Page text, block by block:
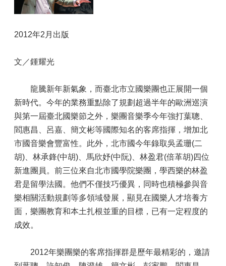
2012年2月出版
文／鍾耀光
龍騰新年新氣象，而臺北市立國樂團也正展開一個
新時代。今年的業務重點除了規劃超過半年的歐洲巡演
與第一屆臺北國樂節之外，樂團音樂季今年強打葉聰、
閻惠昌、呂嘉、簡文彬等國際知名的客席指揮，增加北
市國音樂會豐富性。此外，北市國今年錄取吳孟珊(二
胡)、林承鋒(中胡)、馬欣妤(中阮)、林盈君(倍革胡)四位
新進團員。前三位來自北市國學院樂團，學西樂的林盈
君是留學法國。他們不僅技巧優異，同時也積極參與音
樂相關活動規劃等多領域發展，顯見在國樂人才培養方
面，樂團教育和本土扎根並重的目標，已有一定程度的
成效。
2012年樂團樂的客席指揮群是歷年最精彩的，邀請